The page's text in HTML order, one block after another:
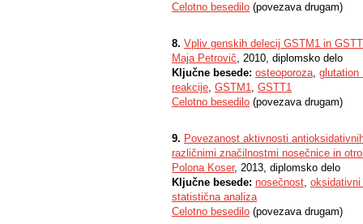
Celotno besedilo (povezava drugam)
8. Vpliv genskih delecij GSTM1 in
Maja Petrovič, 2010, diplomsko delo
Ključne besede: osteoporoza, glutation
reakcije, GSTM1, GSTT1
Celotno besedilo (povezava drugam)
9. Povezanost aktivnosti
različnimi značilnostmi nosečnice in
Polona Koser, 2013, diplomsko delo
Ključne besede: nosečnost,
statistična analiza
Celotno besedilo (povezava drugam)